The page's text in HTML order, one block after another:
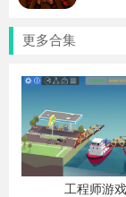
更多合集
工程师游